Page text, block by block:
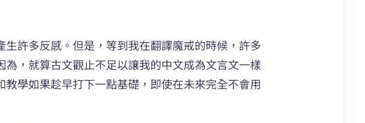
許多反感。但是，等到我在翻譯魔戒的時候，許多
，就算古文觀止不足以讓我的中文成為文言文一樣
學如果趁早打下一點基礎，即使在未來完全不會用